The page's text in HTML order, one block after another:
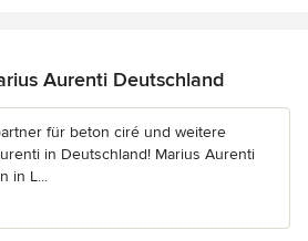
Aurenti Deutschland
für beton ciré und weitere
in Deutschland! Marius Aurenti
in L...